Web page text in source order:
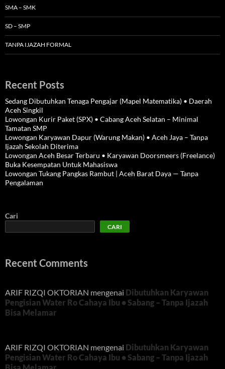
SMA – SMK
SD – SMP
TANPA IJAZAH FORMAL
Recent Posts
Sedang Dibutuhkan Tenaga Pengajar (Mapel Matematika) • Daerah
Aceh Singkil
Lowongan Kurir Paket (SPX) • Cabang Aceh Selatan – Minimal
Tamatan SMP
Lowongan Karyawan Dapur (Warung Makan) • Aceh Jaya – Tanpa
Ijazah Sekolah Diterima
Lowongan Aceh Besar Terbaru • Karyawan Doorsmeers (Freelance)
Buka Kesempatan Untuk Mahasiswa
Lowongan Tukang Pangkas Rambut | Aceh Barat Daya — Tanpa
Pengalaman
Cari
CARI
Recent Comments
ARIF RIZQI OKTORIAN mengenai Dibutuhkan Karyawan
Pengisian Water Ro Cahaya Ibu • Sabang – Tanpa Ijazah
Bisa Melamar
ARIF RIZQI OKTORIAN mengenai Dibutuhkan Karyawan
Pengisian Water Ro Cahaya Ibu • Sabang – Tanpa Ijazah